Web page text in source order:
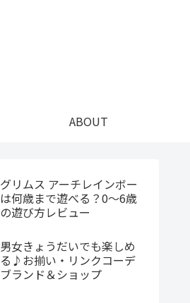
ABOUT
グリムス アーチレインボー
は何歳まで遊べる？0〜6歳
の遊び方レビュー
男女きょうだいでも楽しめ
る♪お揃い・リンクコーデ
ブランド＆ショップ